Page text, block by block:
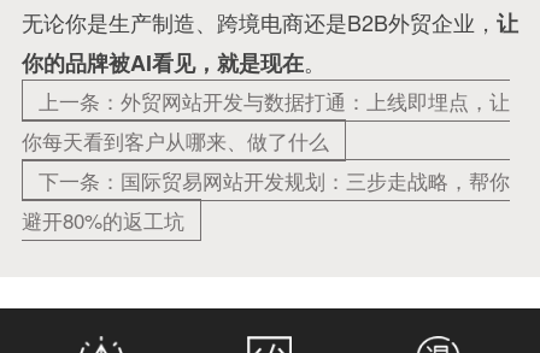
无论你是生产制造、跨境电商还是B2B外贸企业， 让
你的品牌被AI看见，就是现在。
上一条：外贸网站开发与数据打通：上线即埋点，让
你每天看到客户从哪来、做了什么
下一条：国际贸易网站开发规划：三步走战略，帮你
避开80%的返工坑